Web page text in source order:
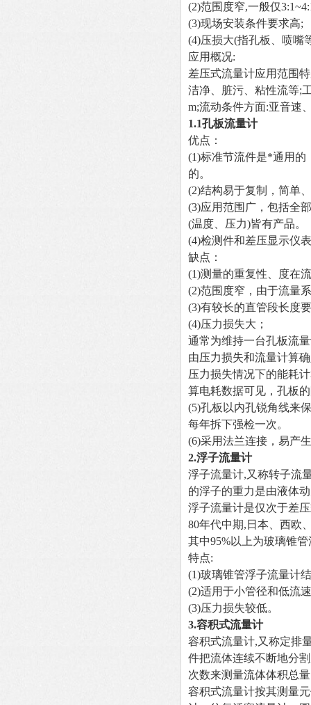
(2)范围度窄,一般仅
(3)现场安装条件要求高;
(4)压损大(指孔板、喷嘴
应用概况:
差压式流量计应用范围
洁净、脏污、粘性流等;
m;流动条件方面:亚音速
1.1孔板流量计
优点：
(1)标准节流件是*通用的
的。
(2)结构易于复制，简单
(3)应用范围广，包括全
(温度、压力)皆有产品。
(4)检测件和差压显示仪
缺点：
(1)测量的重复性、度在
(2)范围度窄，由于流量
(3)有较长的直管段长度
(4)压力损失大；
通常为维持一台孔板流
由压力损失和流量计算
压力损失情况下的能耗
算电耗数据可见，孔板
(5)孔板以内孔锐角线来
每年拆下强检一次。
(6)采用法兰连接，易产
2.浮子流量计
浮子流量计,又称转子流
的浮子的重力是由液体
浮子流量计是仅次于差
80年代中期,日本、西欧
其中95%以上为玻璃锥
特点:
(1)玻璃锥管浮子流量计
(2)适用于小管径和低流
(3)压力损失较低。
3.容积式流量计
容积式流量计,又称定排
件把流体连续不断地分
次数来测量流体体积总
容积式流量计按其测量